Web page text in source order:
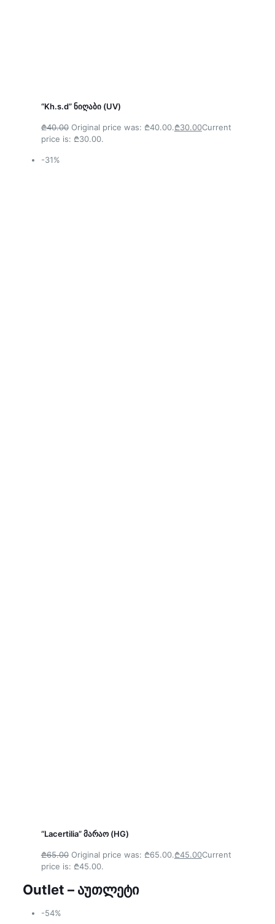
“Kh.s.d” ნიღაბი (UV)
₾40.00Original price was: ₾40.00.₾30.00Current
price is: ₾30.00.
-31%
“Lacertilia” მარაო (HG)
₾65.00Original price was: ₾65.00.₾45.00Current
price is: ₾45.00.
Outlet – აუთლეტი
-54%